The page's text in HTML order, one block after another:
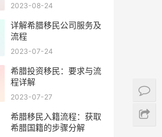
2023-08-24
详解希腊移民公司服务及
流程
2023-07-24
希腊投资移民：要求与流
程详解
2023-07-27
希腊移民入籍流程：获取
希腊国籍的步骤分解